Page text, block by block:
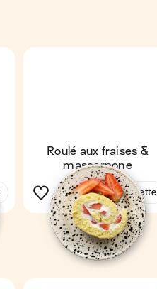
Roulé aux fraises &
mascarpone
Voir la recette